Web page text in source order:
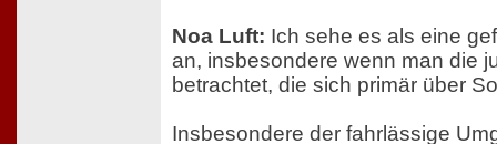
Noa Luft: Ich sehe es als eine
an, insbesondere wenn man die
betrachtet, die sich primär über
Insbesondere der fahrlässige